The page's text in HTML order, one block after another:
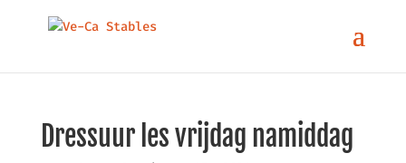
Dressuur les vrijdag namiddag